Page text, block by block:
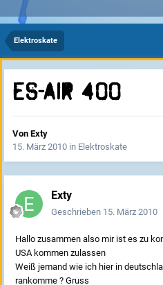
Elektroskate
Es-air 400
Von Exty
15. März 2010 in Elektroskate
Exty
Geschrieben 15. März 2010
Hallo zusammen also mir ist es zu
USA kommen zulassen
Weiß jemand wie ich hier in
rankomme ? Gruss